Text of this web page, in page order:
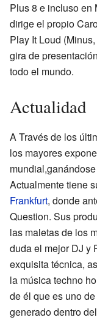
Plus 8 e incluso en
dirige el propio
Play It Loud
gira de
todo el mundo.
Actualidad
A Través de los
los mayores
Actualmente tiene
Frankfurt, donde
Question. Sus
las maletas de los
duda el mejor DJ y
exquisita técnica,
la música techno
de él que es uno
generado dentro